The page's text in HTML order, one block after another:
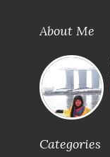
About Me
Categories